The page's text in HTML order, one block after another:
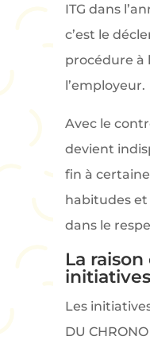
ITG dans
c’est le
procédure à
l’employeur.
Avec le
devient
fin à
habitudes et
dans le
La raison
initiatives
Les
DU